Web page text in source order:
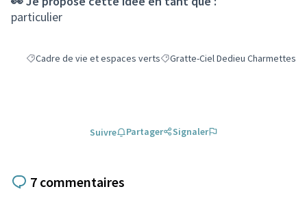
particulier
Filtrer les résultats de la catégorie : Cadre de vie et espaces verts
Cadre de vie et espaces vertsFiltrer les résultats pour le secteur
Gratte-Ciel Dedieu Charmettes
Suivre Partager Signaler
7 commentaires